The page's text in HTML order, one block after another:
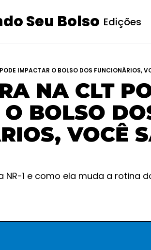
Seu Bolso Edições
IMPACTAR O BOLSO DOS FUNCIONÁRIOS,
NA CLT
BOLSO
VOCÊ
NR-1 e como ela muda a rotina